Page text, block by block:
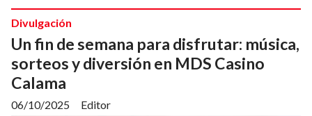
Un fin de semana para disfrutar: música,
sorteos y diversión en MDS Casino
Calama
Editor
Divulgación
06/10/2025